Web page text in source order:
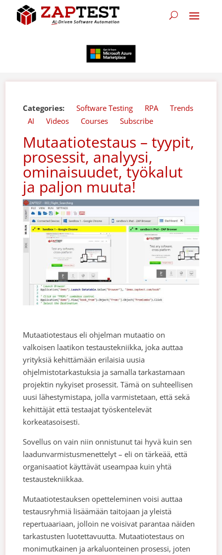
Categories: Software Testing RPA
Trends
AI
Videos Courses Subscribe
Mutaatiotestaus – tyypit,
prosessit, analyysi,
ominaisuudet, työkalut
ja paljon muuta!
Mutaatiotestaus eli ohjelman mutaatio on
valkoisen laatikon testaustekniikka, joka auttaa
yrityksiä kehittämään erilaisia uusia
ohjelmistotarkastuksia ja samalla tarkastamaan
projektin nykyiset prosessit. Tämä on suhteellisen
uusi lähestymistapa, jolla varmistetaan, että sekä
kehittäjät että testaajat työskentelevät
korkeatasoisesti.
Sovellus on vain niin onnistunut tai hyvä kuin sen
laadunvarmistusmenettelyt – eli on tärkeää, että
organisaatiot käyttävät useampaa kuin yhtä
testaustekniikkaa.
Mutaatiotestauksen opetteleminen voisi auttaa
testausryhmiä lisäämään taitojaan ja yleistä
repertuaariaan, jolloin ne voisivat parantaa näiden
tarkastusten luotettavuutta. Mutaatiotestaus on
monimutkainen ja arkaluonteinen prosessi, joten